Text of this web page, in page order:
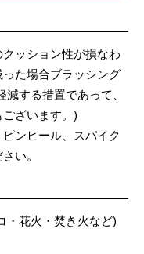
ッション性が損なわ
た場合ブラッシング
する措置であって、
ざいます。)
ンヒール、スパイク
い。
・花火・焚き火など)